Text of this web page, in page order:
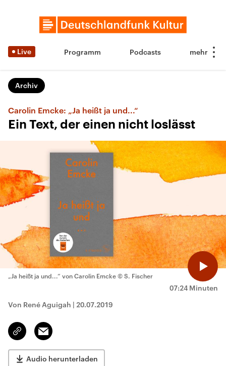
Live Programm Podcasts
Archiv
Carolin Emcke: „Ja heißt ja und...“
Ein Text, der einen nicht loslässt
07:24 Minuten
„Ja heißt ja und...“ von Carolin Emcke © S. Fischer
Von René Aguigah | 20.07.2019
Link
kopieren/teilen
Email
Audio herunterladen